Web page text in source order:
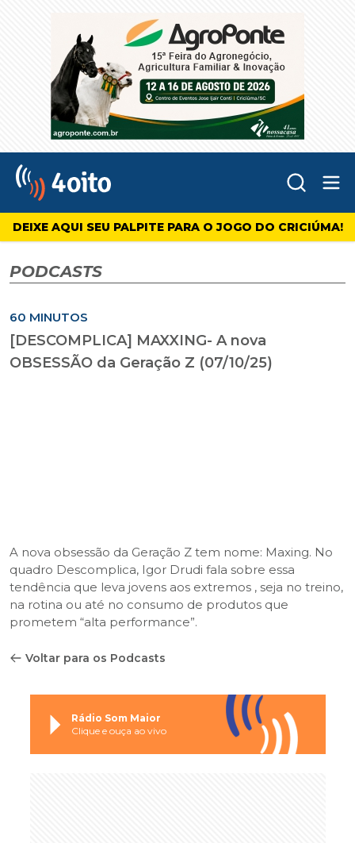
4oito
DEIXE AQUI SEU PALPITE PARA O JOGO DO CRICIÚMA!
PODCASTS
60 MINUTOS
[DESCOMPLICA] MAXXING- A nova
OBSESSÃO da Geração Z (07/10/25)
A nova obsessão da Geração Z tem nome: Maxing. No
quadro Descomplica, Igor Drudi fala sobre essa
tendência que leva jovens aos extremos , seja no treino,
na rotina ou até no consumo de produtos que
prometem “alta performance”.
Voltar para os Podcasts
Rádio Som Maior
Clique e ouça ao vivo